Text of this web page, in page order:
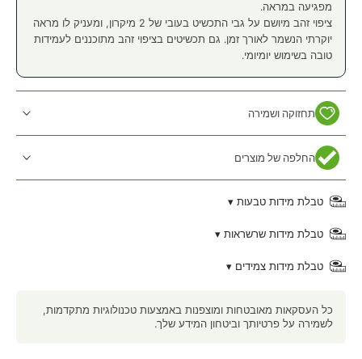
מפגיעה במראה.
ציפוי זהב מיושם על גבי התכשיט בעובי של 2 מיקרון, ומעניק לו מראה
יוקרתי הנשמר לאורך זמן. גם תכשיטים בציפוי זהב מתוכננים לעמידות
טובה בשימוש יומיומי.
תחזוקה ושמירה
החלפה של מוצרים
טבלת מידות טבעות ▾
טבלת מידות שרשראות ▾
טבלת מידות צמידים ▾
כל העסקאות מאובטחות ומוצפנות באמצעות טכנולוגיות מתקדמות,
לשמירה על פרטיותך וביטחון המידע שלך.